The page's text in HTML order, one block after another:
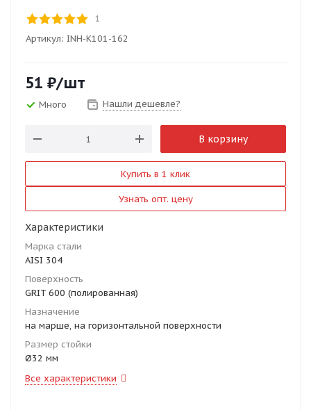
1
Артикул: INH-K101-162
51 ₽/шт
Много Нашли дешевле?
В корзину
Купить в 1 клик
Узнать опт. цену
Характеристики
Марка стали
AISI 304
Поверхность
GRIT 600 (полированная)
Назначение
на марше, на горизонтальной поверхности
Размер стойки
Ø32 мм
Все характеристики